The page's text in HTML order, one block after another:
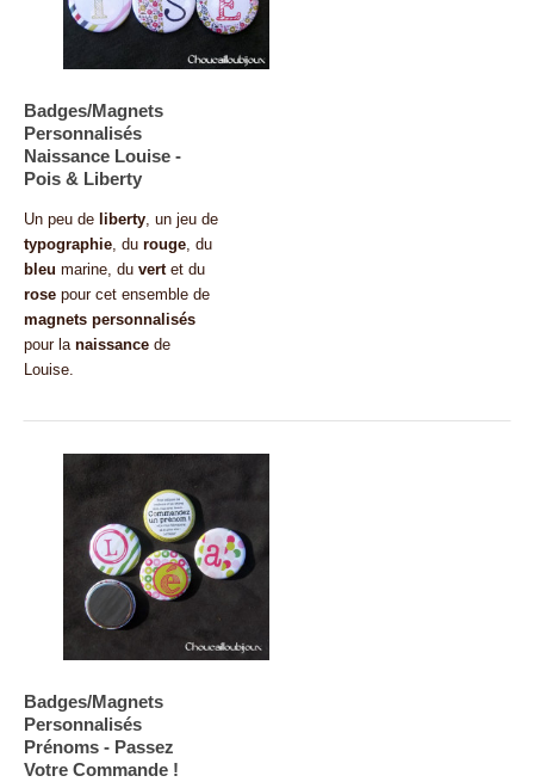
Badges/Magnets
Personnalisés
Naissance Louise -
Pois & Liberty
Un peu de liberty, un jeu de
typographie, du rouge, du
bleu marine, du vertet du
rosepour cet ensemble de
magnets personnalisés
pour la naissancede
Louise.
Badges/Magnets
Personnalisés
Prénoms - Passez
Votre Commande !